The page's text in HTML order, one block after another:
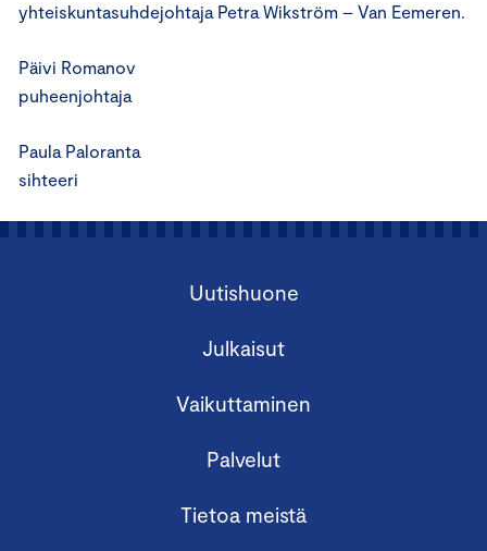
yhteiskuntasuhdejohtaja Petra Wikström – Van Eemeren.
Päivi Romanov
puheenjohtaja
Paula Paloranta
sihteeri
Uutishuone
Julkaisut
Vaikuttaminen
Palvelut
Tietoa meistä